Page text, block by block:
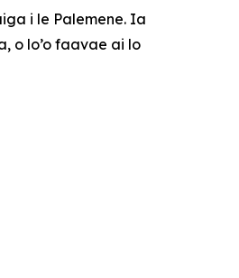
i le Palemene. Ia
o lo’o faavae ai lo